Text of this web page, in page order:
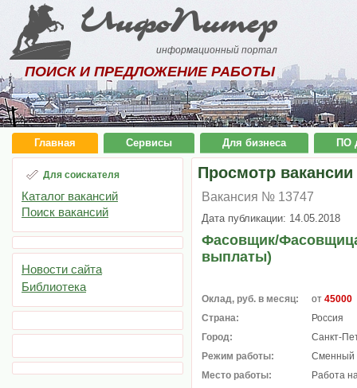
ИнфоПитер
информационный портал
ПОИСК И ПРЕДЛОЖЕНИЕ РАБОТЫ
Главная Сервисы Для бизнеса ПО
Для соискателя
Каталог вакансий
Поиск вакансий
Новости сайта
Библиотека
Просмотр вакансии
Вакансия № 13747
Дата публикации: 14.05.2018
Фасовщик/
выплаты)
Оклад, руб. в месяц: от 45000
Страна:
Россия
Город:
Санкт-
Режим работы:
Сменный
Место работы:
Работа